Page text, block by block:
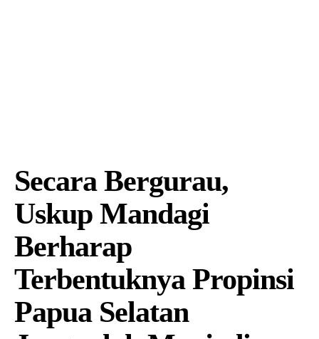
Secara Bergurau,
Uskup Mandagi
Berharap
Terbentuknya Propinsi
Papua Selatan